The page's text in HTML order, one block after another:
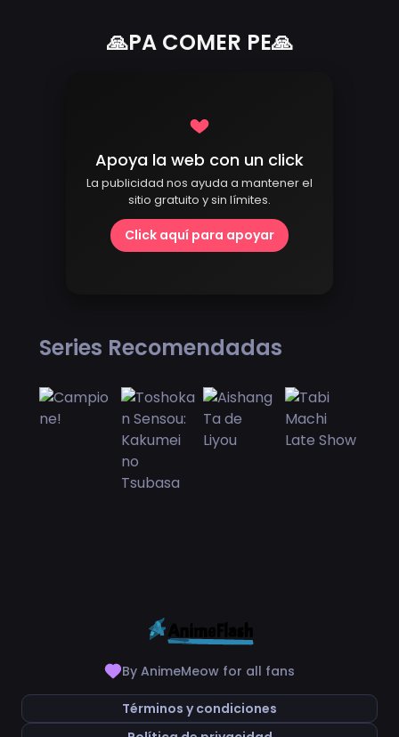
🙏PA COMER PE🙏
Apoya la web con un click
La publicidad nos ayuda a mantener el
sitio gratuito y sin límites.
Click aquí para apoyar
Series Recomendadas
By AnimeMeow for all fans
Términos y condiciones